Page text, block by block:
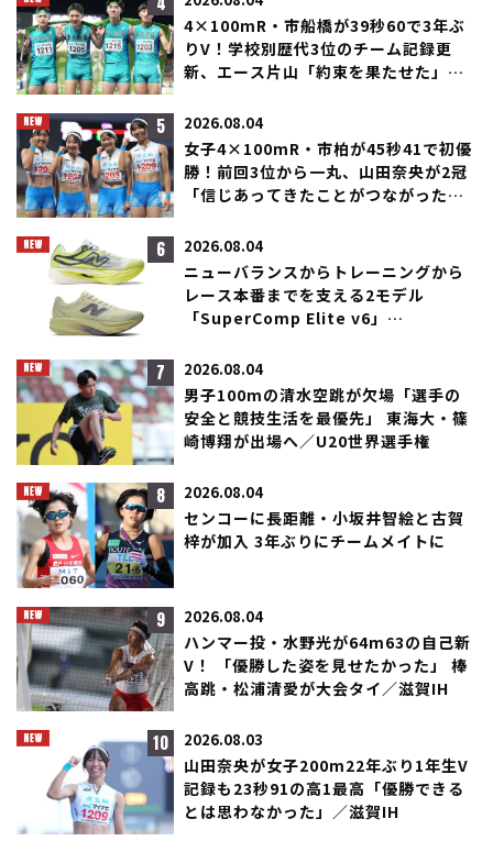
4×100mR・市船橋が39秒60で3年ぶ
りV！学校別歴代3位のチーム記録更
新、エース片山「約束を果たせた」／
5 2026.08.04
女子4×100mR・市柏が45秒41で初優
勝！前回3位から一丸、山田奈央が2冠
「信じあってきたことがつながった」
6 2026.08.04
ニューバランスからトレーニングから
レース本番までを支える2モデル
「SuperComp Elite v6」
7 2026.08.04
男子100mの清水空跳が欠場「選手の
安全と競技生活を最優先」 東海大・篠
崎博翔が出場へ／U20世界選手権
8 2026.08.04
センコーに長距離・小坂井智絵と古賀
梓が加入 3年ぶりにチームメイトに
9 2026.08.04
ハンマー投・水野光が64m63の自己新
V！ 「優勝した姿を見せたかった」 棒
高跳・松浦清愛が大会タイ／滋賀IH
10 2026.08.03
山田奈央が女子200m22年ぶり1年生V
記録も23秒91の高1最高「優勝できる
とは思わなかった」／滋賀IH